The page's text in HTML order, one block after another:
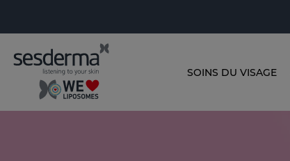
SOINS DU VISAGE